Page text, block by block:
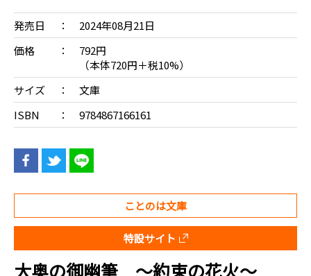
発売日
2024年08月21日
価格
792円
（本体720円＋税10%）
サイズ
文庫
ISBN
9784867166161
ことのは文庫
特設サイト
大奥の御幽筆 ～約束の花火～